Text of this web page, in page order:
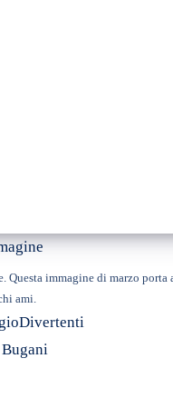
immagine di marzo porta
ami.
Divertenti